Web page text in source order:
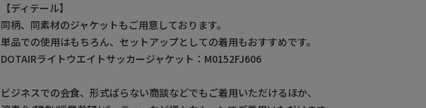
【ディテール】
同柄、同素材のジャケットもご用意しております。
単品での使用はもちろん、セットアップとしての着用もおすすめです。
DOTAIRライトウエイトサッカージャケット：M0152FJ606
ビジネスでの会食、形式ばらない商談などでもご着用いただけるほか、